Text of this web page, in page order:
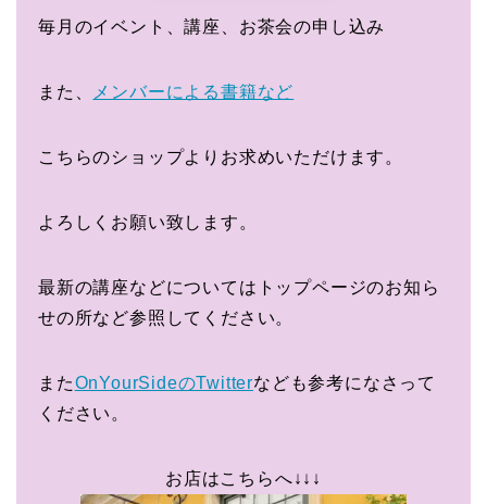
毎月のイベント、講座、お茶会の申し込み
また、 メンバーによる書籍など
こちらのショップよりお求めいただけます。
よろしくお願い致します。
最新の講座などについてはトップページのお知ら
せの所など参照してください。
またOnYourSideのTwitterなども参考になさって
ください。
お店はこちらへ↓↓↓